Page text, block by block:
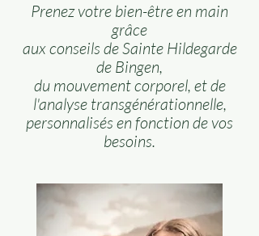
Prenez votre bien-être en main
grâce
aux conseils de Sainte Hildegarde
de Bingen,
du mouvement corporel, et de
l'analyse transgénérationnelle,
personnalisés en fonction de vos
besoins.